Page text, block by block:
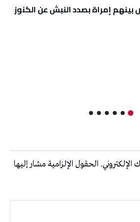
6 أشخاص بينهم إمراة بصدد النبش عن الكنوز
الحقول الإلزامية مشار إليها